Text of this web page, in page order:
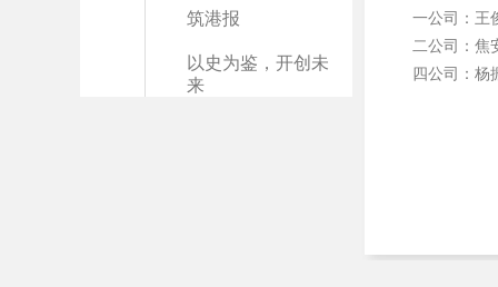
筑港报
以史为鉴，开创未
来
一公司：王
二公司：焦
四公司：杨